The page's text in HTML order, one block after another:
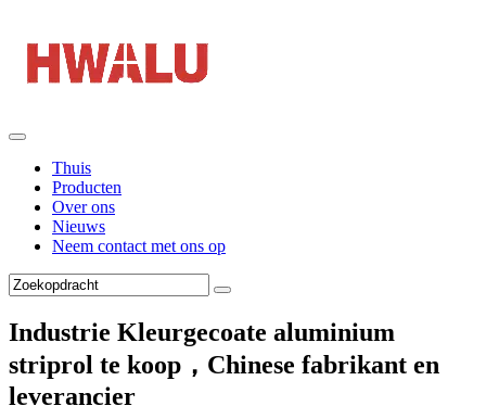
Thuis
Producten
Over ons
Nieuws
Neem contact met ons op
Industrie Kleurgecoate aluminium
striprol te koop，Chinese fabrikant en
leverancier